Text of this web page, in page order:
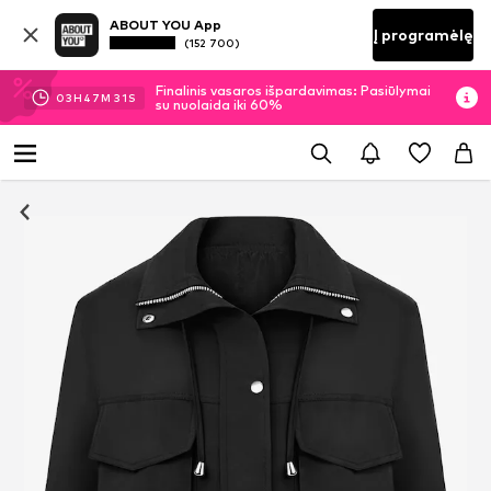
ABOUT YOU App
(152 700) Į programėlę
03H 47M 30S
Finalinis vasaros išpardavimas: Pasiūlymai
su nuolaida iki 60%